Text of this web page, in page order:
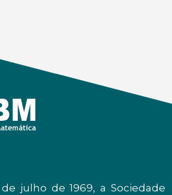
julho de 1969, a Sociedade